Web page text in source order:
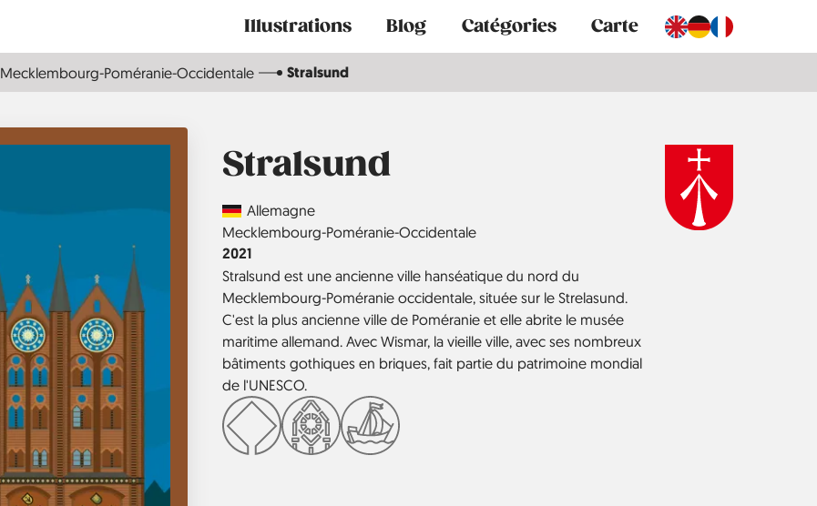
Main
navigation
Illustrations Blog Catégories Carte
Mecklembourg-Poméranie-Occidentale Stralsund
Stralsund
CountryAllemagne
Région
Mecklembourg-Poméranie-Occidentale
Année
2021
Stralsund est une ancienne ville hanséatique du nord du
Mecklembourg-Poméranie occidentale, située sur le Strelasund.
C'est la plus ancienne ville de Poméranie et elle abrite le musée
maritime allemand. Avec Wismar, la vieille ville, avec ses nombreux
bâtiments gothiques en briques, fait partie du patrimoine mondial
de l'UNESCO.